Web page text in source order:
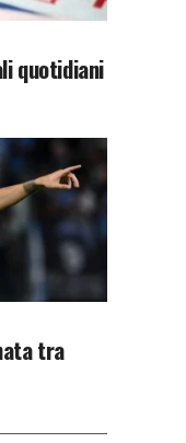
quotidiani
tra